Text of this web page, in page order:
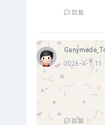
回复
2026-4-1
回复